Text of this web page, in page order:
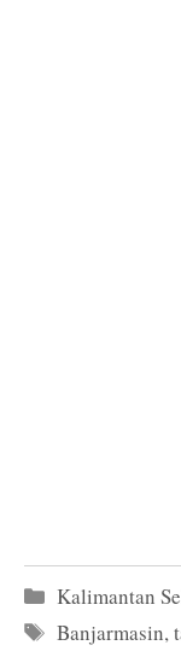
Kategori
Kalimantan
Tag
Banjarmasin,